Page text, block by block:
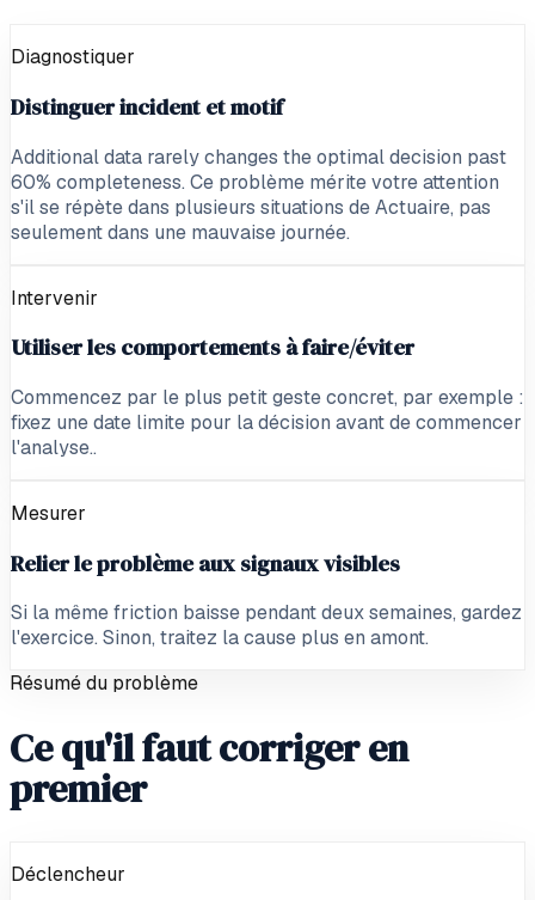
Diagnostiquer
Distinguer incident et motif
Additional data rarely changes the optimal decision past
60% completeness. Ce problème mérite votre attention
s'il se répète dans plusieurs situations de Actuaire, pas
seulement dans une mauvaise journée.
Intervenir
Utiliser les comportements à faire/éviter
Commencez par le plus petit geste concret, par exemple :
fixez une date limite pour la décision avant de commencer
l'analyse..
Mesurer
Relier le problème aux signaux visibles
Si la même friction baisse pendant deux semaines, gardez
l'exercice. Sinon, traitez la cause plus en amont.
Résumé du problème
Ce qu'il faut corriger en
premier
Déclencheur